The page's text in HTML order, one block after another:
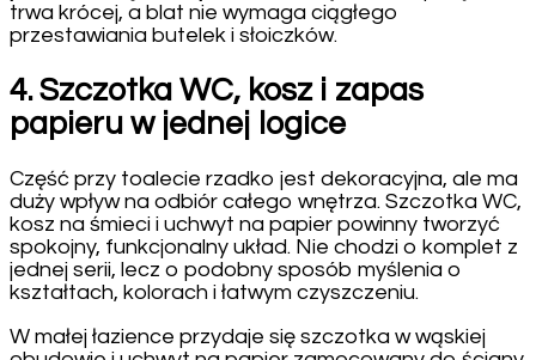
trwa krócej, a blat nie wymaga ciągłego
przestawiania butelek i słoiczków.
4. Szczotka WC, kosz i zapas
papieru w jednej logice
Część przy toalecie rzadko jest dekoracyjna, ale ma
duży wpływ na odbiór całego wnętrza. Szczotka WC,
kosz na śmieci i uchwyt na papier powinny tworzyć
spokojny, funkcjonalny układ. Nie chodzi o komplet z
jednej serii, lecz o podobny sposób myślenia o
kształtach, kolorach i łatwym czyszczeniu.
W małej łazience przydaje się szczotka w wąskiej